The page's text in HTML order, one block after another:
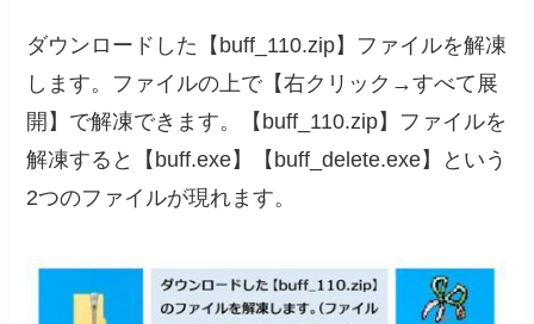
ダウンロードした【buff_110.zip】ファイルを解凍
します。ファイルの上で【右クリック→すべて展
開】で解凍できます。【buff_110.zip】ファイルを
解凍すると【buff.exe】【buff_delete.exe】という
2つのファイルが現れます。